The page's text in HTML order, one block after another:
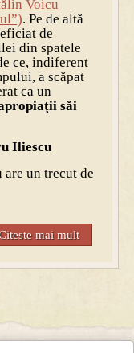
Voicu
. Pe de altă
de
din spatele
ce, indiferent
a scăpat
ca un
săi
Iliescu
un trecut de
mai mult